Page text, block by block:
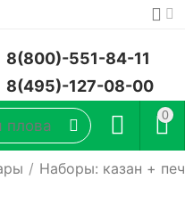
8(800)-551-84-11
8(495)-127-08-00
0
/ Наборы: казан +